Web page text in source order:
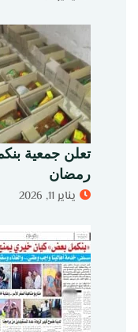
تعلن جمعية
رمضان
يناير 11, 2026